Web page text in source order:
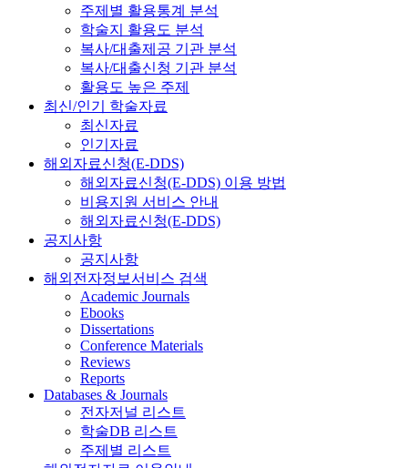
주제별 활용통계 분석
학술지 활용도 분석
복사/대출제공 기관 분석
복사/대출신청 기관 분석
활용도 높은 주제
최신/인기 학술자료
최신자료
인기자료
해외자료신청(E-DDS)
해외자료신청(E-DDS) 이용 방법
비용지원 서비스 안내
해외자료신청(E-DDS)
공지사항
공지사항
해외전자정보서비스 검색
Academic Journals
Ebooks
Dissertations
Conference Materials
Reviews
Reports
Databases & Journals
전자저널 리스트
학술DB 리스트
주제별 리스트